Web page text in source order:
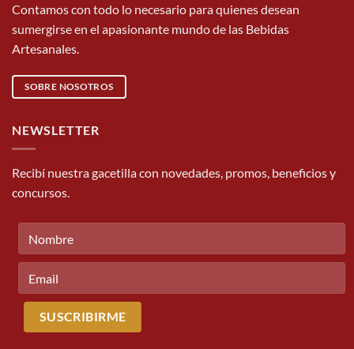
Contamos con todo lo necesario para quienes desean
sumergirse en el apasionante mundo de las Bebidas
Artesanales.
SOBRE NOSOTROS
NEWSLETTER
Recibí nuestra gacetilla con novedades, promos, beneficios y
concursos.